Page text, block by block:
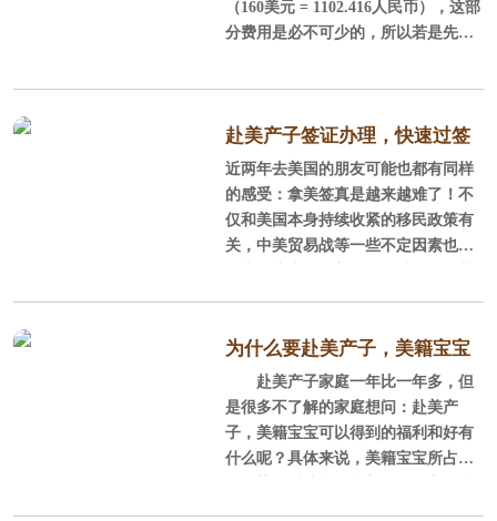
加你在海关停留的时间，那么一
我们现在计划生育已经全面开放
然非婚生子不用罚款，但是国内单亲
非婚生子上户口非常不方便。在美
国，小孩出生纸甚至可以不用写父亲
名字，也可以办理各种证件。
二、接受美国教育方便，而且
（160美元 = 1102.416人民币），这部
分费用是必不可少的，所以若是先生
（1美元 = 6.8901人民币）
赴美产子签证办理，快速过签
的秘笈竟然是...
近两年去美国的朋友可能也都有同样
的感受：拿美签真是越来越难了！不
仅和美国本身持续收紧的移民政策有
关，中美贸易战等一些不定因素也在
之旅就已经成功一大半了。下面美福
嘉儿为大家分享一对山东夫妻顺利过
签的经历，想去美国产子的孕妈们赶
紧笔记吧！
为什么要赴美产子，美籍宝宝
各种福利享不停！
赴美产子家庭一年比一年多，但
是很多不了解的家庭想问：赴美产
子，美籍宝宝可以得到的福利和好有
什么呢？具体来说，美籍宝宝所占据